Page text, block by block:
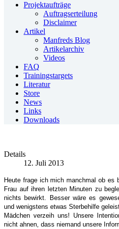
Projektaufträge
Auftragserteilung
Disclaimer
Artikel
Manfreds Blog
Artikelarchiv
Videos
FAQ
Trainingstargets
Literatur
Store
News
Links
Downloads
Details
12. Juli 2013
Heute frage ich mich manchmal ob es
Frau auf ihren letzten Minuten zu
nichts bewirkt. Besser wäre es
und wenigstens etwas Sterbehilfe
Mädchen verzeih uns! Unsere
nicht ahnen, dass niemand unsere